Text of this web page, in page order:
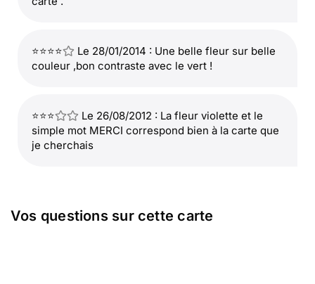
⭐⭐⭐⭐
Le 28/01/2014 : Une belle fleur sur belle
couleur ,bon contraste avec le vert !
⭐⭐⭐
Le 26/08/2012 : La fleur violette et le
simple mot MERCI correspond bien à la carte que
je cherchais
Vos questions sur cette carte